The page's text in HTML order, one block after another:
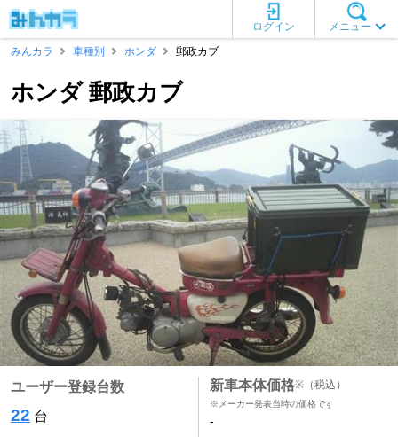
メニュー
ログイン
みんカラ
車種別 ホンダ 郵政カブ
ホンダ 郵政カブ
ユーザー登録台数
22 台
新車本体価格※ （税込）
※メーカー発表当時の価格です
-